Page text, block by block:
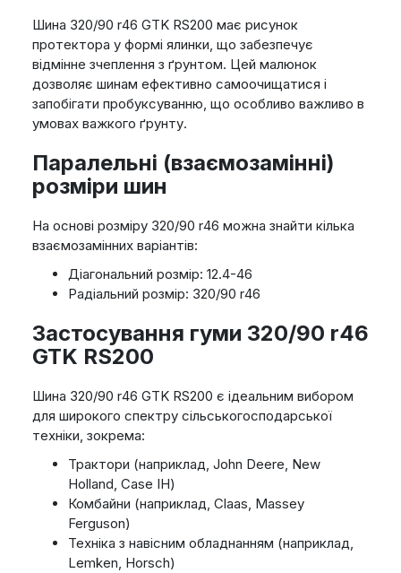
Шина 320/90 r46 GTK RS200 має рисунок
протектора у формі ялинки, що забезпечує
відмінне зчеплення з ґрунтом. Цей малюнок
дозволяє шинам ефективно самоочищатися і
запобігати пробуксуванню, що особливо важливо в
умовах важкого ґрунту.
Паралельні (взаємозамінні)
розміри шин
На основі розміру 320/90 r46 можна знайти кілька
взаємозамінних варіантів:
Діагональний розмір: 12.4-46
Радіальний розмір: 320/90 r46
Застосування гуми 320/90 r46
GTK RS200
Шина 320/90 r46 GTK RS200 є ідеальним вибором
для широкого спектру сільськогосподарської
техніки, зокрема:
Трактори (наприклад, John Deere, New
Holland, Case IH)
Комбайни (наприклад, Claas, Massey
Ferguson)
Техніка з навісним обладнанням (наприклад,
Lemken, Horsch)